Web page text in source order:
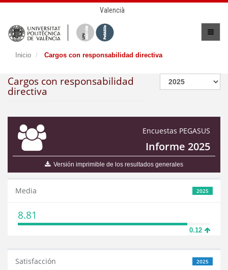
Valencià
Inicio Cargos con responsabilidad directiva
Cargos con responsabilidad
directiva
Encuestas PEGASUS
Informe 2025
Versión imprimible de los resultados generales
2025
Media
8.81
0.12
2025
Satisfacción